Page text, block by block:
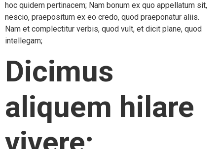
hoc quidem pertinacem; Nam bonum ex quo appellatum sit,
nescio, praepositum ex eo credo, quod praeponatur aliis.
Nam et complectitur verbis, quod vult, et dicit plane, quod
intellegam;
Dicimus
aliquem hilare